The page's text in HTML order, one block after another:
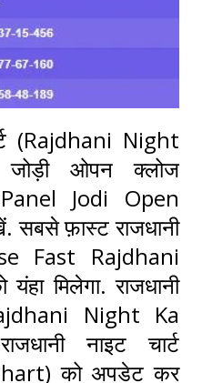
(Rajdhani Night
ओपन क्लोज
Jodi Open
सबसे फ़ास्ट राजधानी
Fast Rajdhani
मिलेगा. राजधानी
Night Ka
नाइट चार्ट
को अपडेट कर